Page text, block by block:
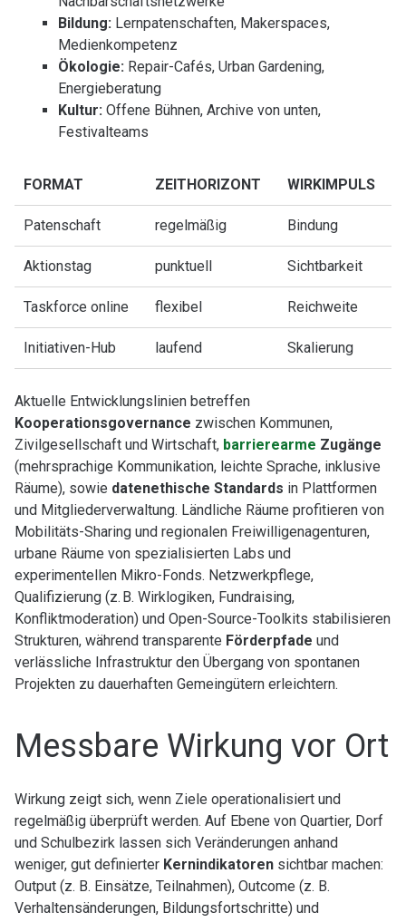
Bildung: Lernpatenschaften, Makerspaces,
Medienkompetenz
Ökologie: Repair-Cafés, Urban Gardening,
Energieberatung
Kultur: Offene Bühnen, Archive von unten,
Festivalteams
FORMAT ZEITHORIZONT WIRKIMPULS
Patenschaft regelmäßig Bindung
Aktionstag punktuell Sichtbarkeit
Taskforce online flexibel Reichweite
Initiativen-Hub laufend Skalierung
Aktuelle Entwicklungslinien betreffen
Kooperationsgovernance zwischen Kommunen,
Zivilgesellschaft und Wirtschaft, barrierearme Zugänge
(mehrsprachige Kommunikation, leichte Sprache, inklusive
Räume), sowie datenethische Standards in Plattformen
und Mitgliederverwaltung. Ländliche Räume profitieren von
Mobilitäts-Sharing und regionalen Freiwilligenagenturen,
urbane Räume von spezialisierten Labs und
experimentellen Mikro-Fonds. Netzwerkpflege,
Qualifizierung (z. B. Wirklogiken, Fundraising,
Konfliktmoderation) und Open-Source-Toolkits stabilisieren
Strukturen, während transparente Förderpfade und
verlässliche Infrastruktur den Übergang von spontanen
Projekten zu dauerhaften Gemeingütern erleichtern.
Messbare Wirkung vor Ort
Wirkung zeigt sich, wenn Ziele operationalisiert und
regelmäßig überprüft werden. Auf Ebene von Quartier, Dorf
und Schulbezirk lassen sich Veränderungen anhand
weniger, gut definierter Kernindikatorensichtbar machen:
Output (z. B. Einsätze, Teilnahmen), Outcome (z. B.
Verhaltensänderungen, Bildungsfortschritte) und